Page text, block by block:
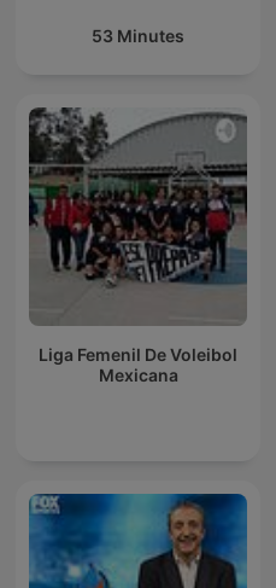
53 Minutes
Liga Femenil De Voleibol
Mexicana